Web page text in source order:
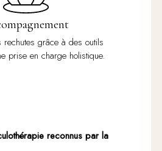
rechutes grâce à des outils
prise en charge holistique.
reconnus par la